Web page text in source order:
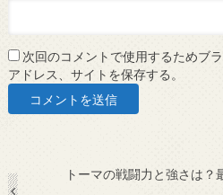
次回のコメントで使用するためブ
アドレス、サイトを保存する。
トーマの戦闘力と強さは？